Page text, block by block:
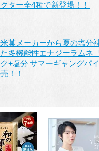
クター全4種で新登場！！
米菓メーカーから夏の塩分
た多機能性エナジーラムネ
ク+塩分 サマーギャングパ
売！！